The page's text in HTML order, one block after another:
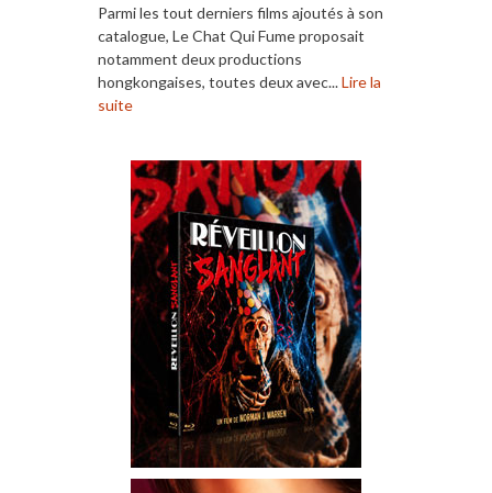
Parmi les tout derniers films ajoutés à son
catalogue, Le Chat Qui Fume proposait
notamment deux productions
hongkongaises, toutes deux avec...Lire la
suite